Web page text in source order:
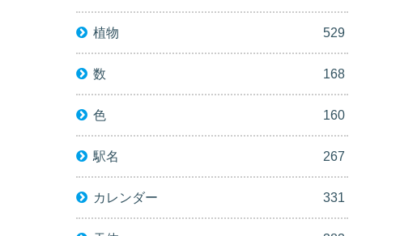
植物 529
数 168
色 160
駅名 267
カレンダー 331